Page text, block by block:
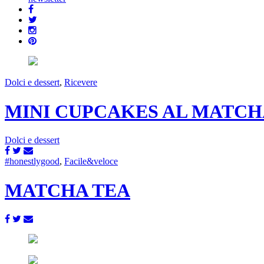
Dolci e dessert, Ricevere
MINI CUPCAKES AL
Dolci e dessert
#honestlygood, Facile&veloce
MATCHA TEA